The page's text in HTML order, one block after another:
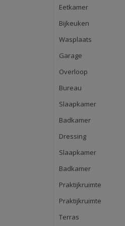
Eetkamer
Bijkeuken
Wasplaats
Garage
Overloop
Bureau
Slaapkamer
Badkamer
Dressing
Slaapkamer
Badkamer
Praktijkruimte
Praktijkruimte
Terras